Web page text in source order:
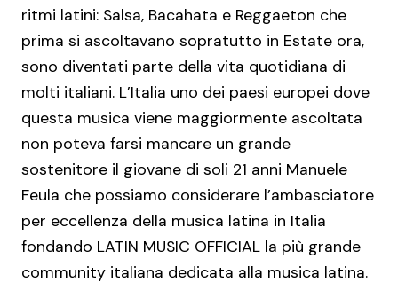
ritmi latini: Salsa, Bacahata e Reggaeton che
prima si ascoltavano sopratutto in Estate ora,
sono diventati parte della vita quotidiana di
molti italiani. L’Italia uno dei paesi europei dove
questa musica viene maggiormente ascoltata
non poteva farsi mancare un grande
sostenitore il giovane di soli 21 anni Manuele
Feula che possiamo considerare l’ambasciatore
per eccellenza della musica latina in Italia
fondando LATIN MUSIC OFFICIAL la più grande
community italiana dedicata alla musica latina.